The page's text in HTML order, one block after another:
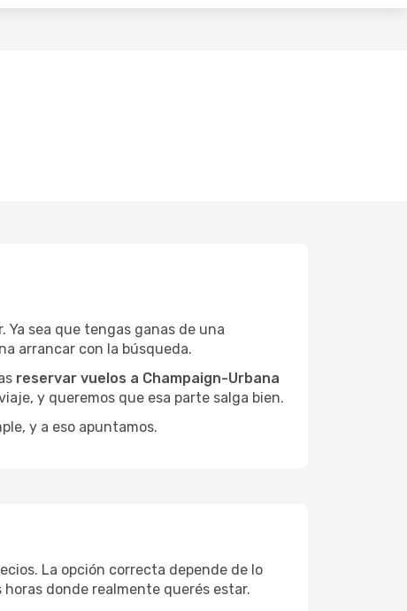
Ya sea que tengas ganas de una
arrancar con la búsqueda.
reservar vuelos a Champaign-Urbana
y queremos que esa parte salga bien.
y a eso apuntamos.
La opción correcta depende de lo
donde realmente querés estar.